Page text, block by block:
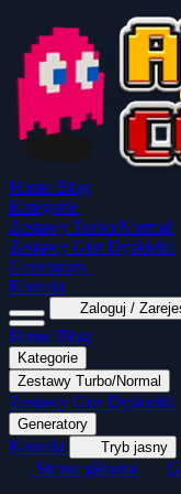
Home Blog
Kategorie
Zestawy Turbo/Normal
Zestawy Gier Dyskietki
Generatory
Kontakt
Zaloguj /
Home Blog
Kategorie
Wszystkie kategorie
Zestawy Turbo/Normal
MapaSoft Turbo ROM
Zestawy Gier Dyskietki
Generatory
Kontakt Tryb jasny
Strona główna